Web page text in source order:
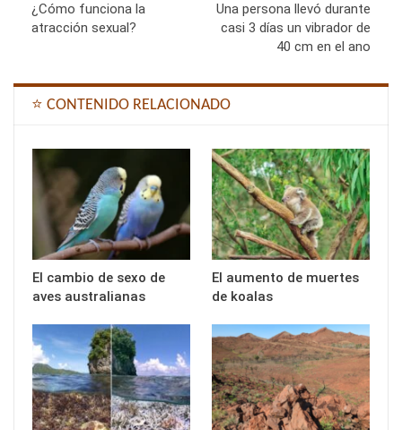
¿Cómo funciona la
atracción sexual?
Una persona llevó durante
casi 3 días un vibrador de
40 cm en el ano
⭐ CONTENIDO RELACIONADO
El cambio de sexo de
aves australianas
El aumento de muertes
de koalas